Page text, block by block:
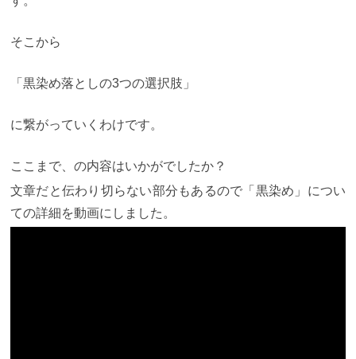
そこから
「黒染め落としの3つの選択肢」
に繋がっていくわけです。
ここまで、の内容はいかがでしたか？
文章だと伝わり切らない部分もあるので「黒染め」につい
ての詳細を動画にしました。